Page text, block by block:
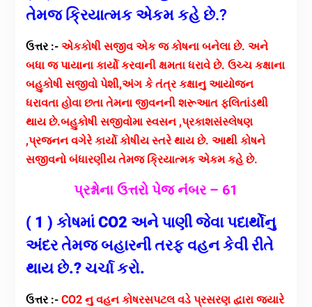
તેમજ ક્રિયાત્મક એકમ કહે છે.?
ઉત્તર :- એકકોષી સજીવ એક જ કોષના બનેલા છે. અને
બધા જ પાયાના કાર્યો કરવાની ક્ષમતા ધરાવે છે. ઉચ્ચ કક્ષાના
બહુકોષી સજીવો પેશી,અંગ કે તંત્ર કક્ષાનુ આયોજન
ધરાવતા હોવા છતા તેમના જીવનની શરૂઆત ફલિતાંડથી
થાય છે.બહુકોષી સજીવોમા સ્વસન ,પ્રકાશસંસ્લેષણ
,પ્રજનન વગેરે કાર્યો કોષીય સ્તરે થાય છે. આથી કોષને
સજીવનો બંધારણીય તેમજ ક્રિયાત્મક એકમ કહે છે.
પ્રશ્નોના ઉત્તરો પેજ નંંબર – 61
( 1 ) કોષમાં CO2 અને પાણી જેવા પદાર્થોનુ
અંદર તેમજ બહારની તરફ વહન કેવી રીતે
થાય છે.? ચર્ચા કરો.
ઉત્તર :- CO2 નુ વહન કોષરસપટલ વડે પ્રસરણ દ્વારા જયારે